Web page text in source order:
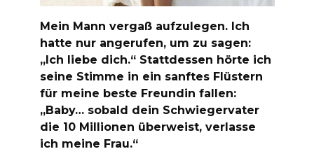
Mein Mann vergaß aufzulegen. Ich
hatte nur angerufen, um zu sagen:
„Ich liebe dich.“ Stattdessen hörte ich
seine Stimme in ein sanftes Flüstern
für meine beste Freundin fallen:
„Baby… sobald dein Schwiegervater
die 10 Millionen überweist, verlasse
ich meine Frau.“